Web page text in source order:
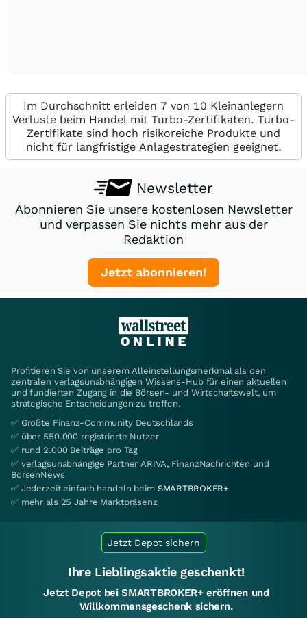
Im Durchschnitt erleiden 7 von 10 Kleinanlegern
Verluste beim Handel mit Turbo-Zertifikaten. Turbo-
Zertifikate sind hoch risikoreiche Produkte und
nicht für langfristige Anlagestrategien geeignet.
Newsletter
Abonnieren Sie unsere kostenlosen Newsletter
und verpassen Sie nichts mehr aus der
Redaktion
Jetzt abonnieren!
Profitieren Sie von unserem Alleinstellungsmerkmal als den
zentralen verlagsunabhängigen Wissens-Hub für einen aktuellen
und fundierten Zugang in die Börsen- und Wirtschaftswelt, um
strategische Entscheidungen zu treffen.
✅ Größte Finanz-Community Deutschlands
✅ über 550.000 registrierte Nutzer
✅ rund 2.000 Beiträge pro Tag
✅ verlagsunabhängige Partner ARIVA, FinanzNachrichten und
BörsenNews
✅ Jederzeit einfach handeln beim SMARTBROKER+
✅ mehr als 25 Jahre Marktpräsenz
Jetzt Depot sichern
Ihre Lieblingsaktie geschenkt!
Jetzt Depot bei SMARTBROKER+ eröffnen und
Willkommensgeschenk sichern.